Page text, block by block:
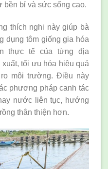
bền bỉ và sức sống cao.
thích nghi này giúp bà
dụng tôm giống gia hóa
thực tế của từng địa
tối ưu hóa hiệu quả
môi trường. Điều này
phương pháp canh tác
nước liên tục, hướng
thân thiện hơn.